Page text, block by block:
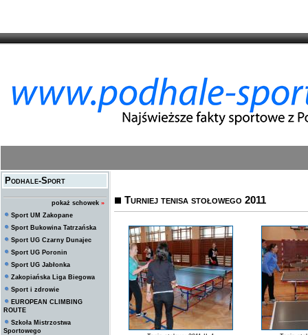
Podhale-Sport
pokaż schowek »
Sport UM Zakopane
Sport Bukowina Tatrzańska
Sport UG Czarny Dunajec
Sport UG Poronin
Sport UG Jabłonka
Zakopiańska Liga Biegowa
Sport i zdrowie
EUROPEAN CLIMBING
ROUTE
Szkoła Mistrzostwa
Sportowego
Turniej tenisa stołowego 2011